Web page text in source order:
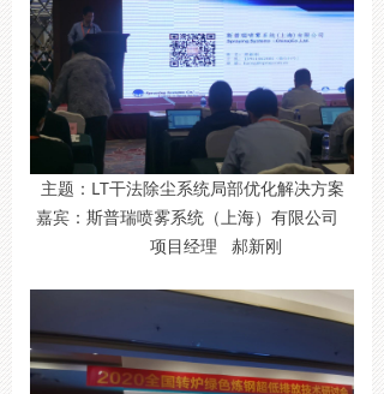
主题：LT干法除尘系统局部优化解决方案
嘉宾：斯普瑞喷雾系统（上海）有限公司
项目经理 郝新刚